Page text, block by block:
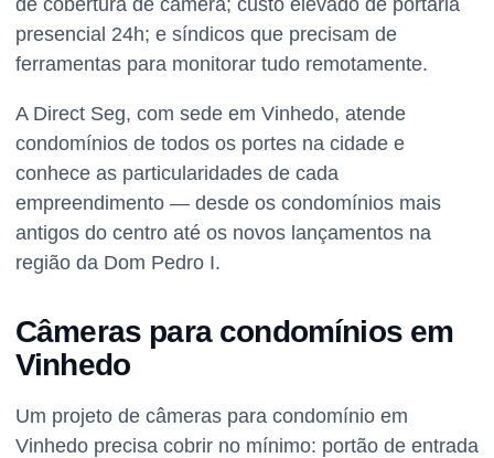
de cobertura de câmera; custo elevado de portaria
presencial 24h; e síndicos que precisam de
ferramentas para monitorar tudo remotamente.
A Direct Seg, com sede em Vinhedo, atende
condomínios de todos os portes na cidade e
conhece as particularidades de cada
empreendimento — desde os condomínios mais
antigos do centro até os novos lançamentos na
região da Dom Pedro I.
Câmeras para condomínios em
Vinhedo
Um projeto de câmeras para condomínio em
Vinhedo precisa cobrir no mínimo: portão de entrada